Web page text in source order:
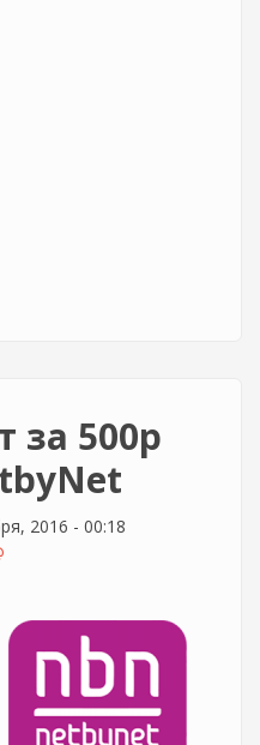
за 500р
2016 - 00:18